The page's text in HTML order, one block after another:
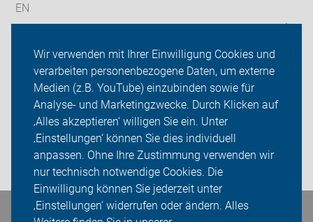
Wir verwenden mit Ihrer Einwilligung Cookies und
verarbeiten personenbezogene Daten, um externe
Medien (z.B. YouTube) einzubinden sowie für
Analyse- und Marketingzwecke. Durch Klicken auf
‚Alles akzeptieren‘ willigen Sie ein. Unter
‚Einstellungen‘ können Sie dies individuell
anpassen. Ohne Ihre Zustimmung verwenden wir
nur technisch notwendige Cookies. Die
Einwilligung können Sie jederzeit unter
‚Einstellungen‘ widerrufen oder ändern. Alles
EN
ADFC Köln
Sei dabei
Presse